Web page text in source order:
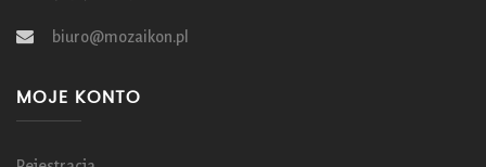
biuro@mozaikon.pl
MOJE KONTO